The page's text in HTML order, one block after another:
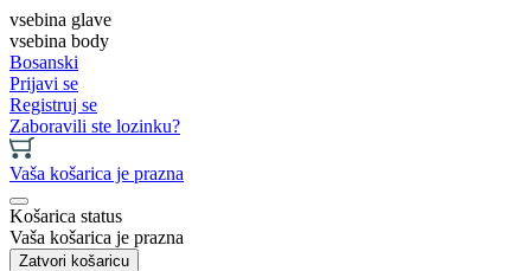
vsebina glave
vsebina body
Bosanski
Prijavi se
Registruj se
Zaboravili ste lozinku?
Vaša košarica je prazna
Košarica status
Vaša košarica je prazna
Zatvori košaricu